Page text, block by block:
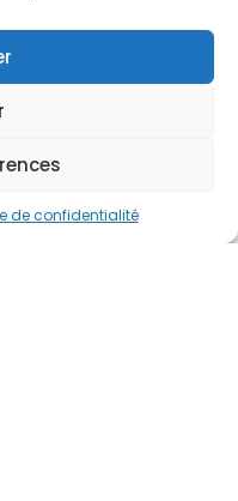
de confidentialité